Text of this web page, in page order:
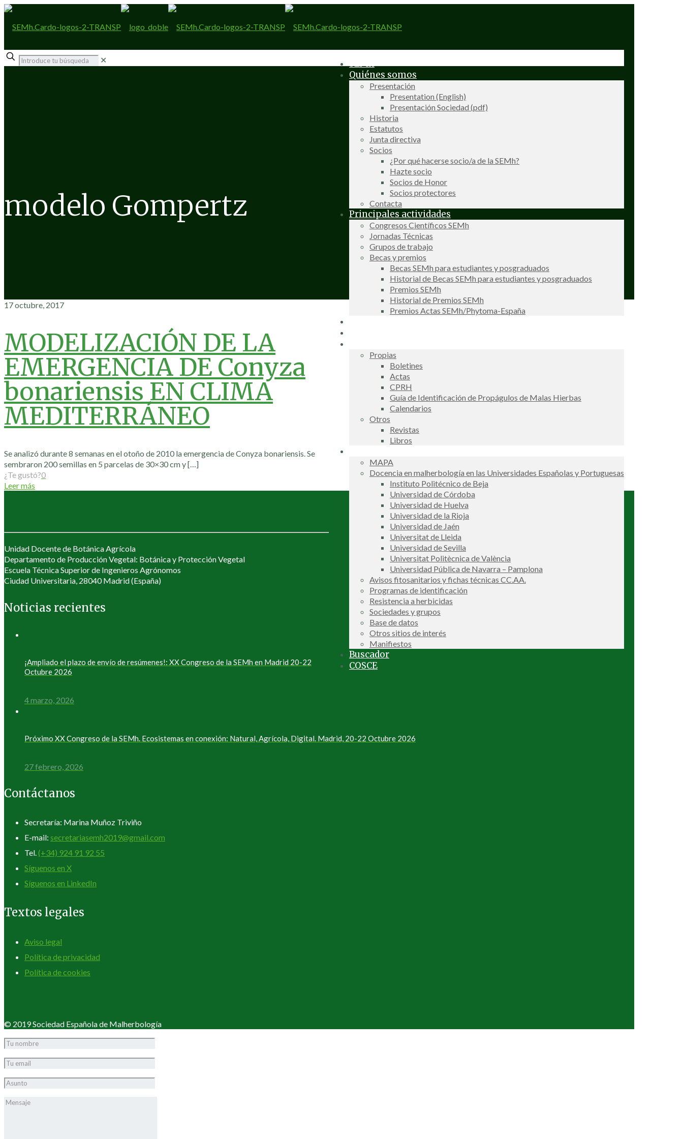
SEMh
Quiénes somos
Presentación
Presentation (English)
Presentación Sociedad (pdf)
Historia
Estatutos
Junta directiva
Socios
¿Por qué hacerse socio/a de la SEMh?
Hazte socio
Socios de Honor
Socios protectores
Contacta
Principales actividades
Congresos Científicos SEMh
Jornadas Técnicas
Grupos de trabajo
Becas y premios
Becas SEMh para estudiantes y posgraduados
Historial de Becas SEMh para estudiantes y posgraduados
Premios SEMh
Historial de Premios SEMh
Premios Actas SEMh/Phytoma-España
Propias
Boletines
Actas
CPRH
Guía de Identificación de Propágulos de Malas Hierbas
Calendarios
Otros
Revistas
Libros
MAPA
Docencia en malherbología en las Universidades Españolas y Portuguesas
Instituto Politécnico de Beja
Universidad de Córdoba
Universidad de Huelva
Universidad de la Rioja
Universidad de Jaén
Universitat de Lleida
Universidad de Sevilla
Universitat Politècnica de València
Universidad Pública de Navarra – Pamplona
Avisos fitosanitarios y fichas técnicas CC.AA.
Programas de identificación
Resistencia a herbicidas
Sociedades y grupos
Base de datos
Otros sitios de interés
Manifiestos
Buscador
COSCE
✕
modelo Gompertz
17 octubre, 2017
MODELIZACIÓN DE LA
EMERGENCIA DE Conyza
bonariensis EN CLIMA
MEDITERRÁNEO
Se analizó durante 8 semanas en el otoño de 2010 la emergencia de Conyza bonariensis. Se
sembraron 200 semillas en 5 parcelas de 30×30 cm y[…]
¿Te gustó?0
Leer más
Unidad Docente de Botánica Agrícola
Departamento de Producción Vegetal: Botánica y Protección Vegetal
Escuela Técnica Superior de Ingenieros Agrónomos
Ciudad Universitaria, 28040 Madrid (España)
Noticias recientes
¡Ampliado el plazo de envío de resúmenes!: XX Congreso de la SEMh en Madrid 20-22
Octubre 2026
4 marzo, 2026
Próximo XX Congreso de la SEMh. Ecosistemas en conexión: Natural, Agrícola, Digital. Madrid, 20-22 Octubre 2026
27 febrero, 2026
Contáctanos
Secretaría: Marina Muñoz Triviño
E-mail: secretariasemh2019@gmail.com
Tel. (+34) 924 91 92 55
Síguenos en X
Síguenos en LinkedIn
Textos legales
Aviso legal
Política de privacidad
Política de cookies
© 2019 Sociedad Española de Malherbología